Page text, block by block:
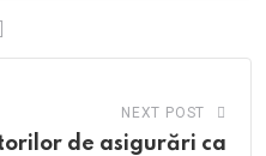
NEXT POST
de asigurări ca